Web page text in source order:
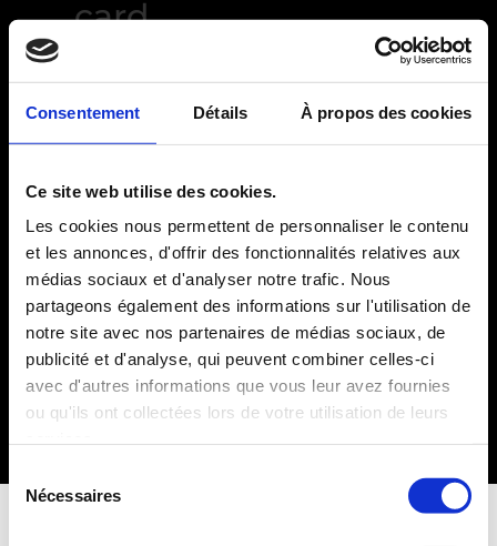
Consentement Détails À propos des cookies
Ce site web utilise des cookies.
Les cookies nous permettent de personnaliser le contenu
et les annonces, d'offrir des fonctionnalités relatives aux
médias sociaux et d'analyser notre trafic. Nous
partageons également des informations sur l'utilisation de
notre site avec nos partenaires de médias sociaux, de
publicité et d'analyse, qui peuvent combiner celles-ci
avec d'autres informations que vous leur avez fournies
ou qu'ils ont collectées lors de votre utilisation de leurs
Nécessaires
card
Aucun produit ne correspond à
votre sélection.
Mentions légales
Conditions Générales de Vente